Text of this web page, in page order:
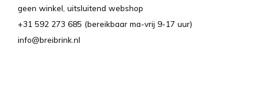
geen winkel, uitsluitend webshop
+31 592 273 685 (bereikbaar ma-vrij 9-17 uur)
info@breibrink.nl